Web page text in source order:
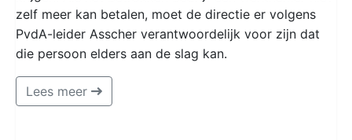
zelf meer kan betalen, moet de directie er volgens
PvdA-leider Asscher verantwoordelijk voor zijn dat
die persoon elders aan de slag kan.
Lees meer